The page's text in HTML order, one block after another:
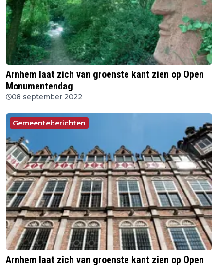
Arnhem laat zich van groenste kant zien op Open
Monumentendag
08 september 2022
Gemeenteberichten
Arnhem laat zich van groenste kant zien op Open